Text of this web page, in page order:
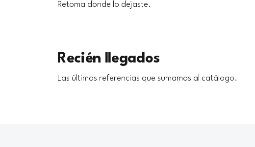
Retoma donde lo dejaste.
Recién llegados
Las últimas referencias que sumamos al catálogo.